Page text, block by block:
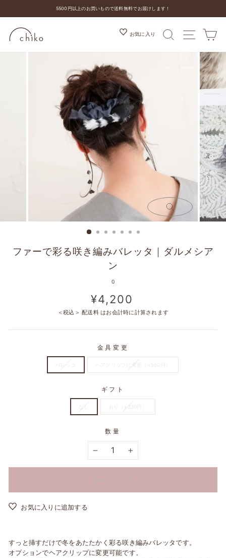
ス
ラ
イ
シ
ー
を
停
止
す
る
5500円以上のお買いもので送料無料でお届けします！
お気に入り 検索 MENU
閉
じ
る
(ESC)
ファーで彩る咲き編みバレッタ｜ダルメシア
ン
0
定
価
¥4,200
＜税込＞配送料はお会計時に計算されます
金具変更
バレッタ ヘアクリップに変更（+550円）
ギフト
なし あり（+330円）
数量
SOLD OUT
お気に入りに追加する
すっと挿すだけで冬をあたたかく彩る咲き編みバレッタです。
オプションでヘアクリップに変更可能です。